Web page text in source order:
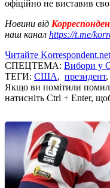
офіційно не виставив
Новини від
наш канал https://t.me/
Читайте
СПЕЦТЕМА: Вибори у
ТЕГИ: США, президент,
Якщо ви помітили
натисніть Ctrl + Enter,